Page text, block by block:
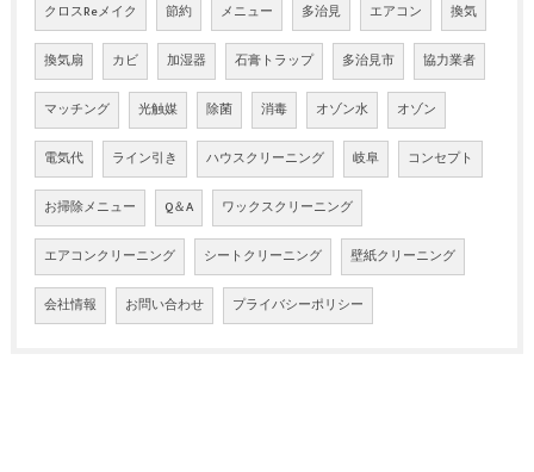
クロスReメイク 節約 メニュー 多治見 エアコン 換気
換気扇 カビ 加湿器 石膏トラップ 多治見市 協力業者
マッチング 光触媒 除菌 消毒 オゾン水 オゾン
電気代 ライン引き ハウスクリーニング 岐阜 コンセプト
お掃除メニュー Q＆A ワックスクリーニング
エアコンクリーニング シートクリーニング 壁紙クリーニング
会社情報 お問い合わせ プライバシーポリシー